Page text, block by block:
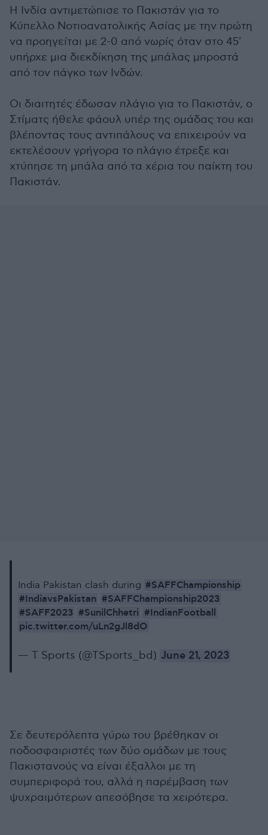
Η Ινδία αντιμετώπισε το Πακιστάν για το
Κύπελλο Νοτιοανατολικής Ασίας με την πρώτη
να προηγείται με 2-0 από νωρίς όταν στο 45'
υπήρχε μια διεκδίκηση της μπάλας μπροστά
από τον πάγκο των Ινδών.
Οι διαιτητές έδωσαν πλάγιο για το Πακιστάν, ο
Στίματς ήθελε φάουλ υπέρ της ομάδας του και
βλέποντας τους αντιπάλους να επιχειρούν να
εκτελέσουν γρήγορα το πλάγιο έτρεξε και
χτύπησε τη μπάλα από τα χέρια του παίκτη του
Πακιστάν.
India Pakistan clash during #SAFFChampionship
#IndiavsPakistan #SAFFChampionship2023
#SAFF2023 #SunilChhetri #IndianFootball
pic.twitter.com/uLn2gJl8dO
— T Sports (@TSports_bd) June 21, 2023
Σε δευτερόλεπτα γύρω του βρέθηκαν οι
ποδοσφαιριστές των δύο ομάδων με τους
Πακιστανούς να είναι έξαλλοι με τη
συμπεριφορά του, αλλά η παρέμβαση των
ψυχραιμότερων απεσόβησε τα χειρότερα.